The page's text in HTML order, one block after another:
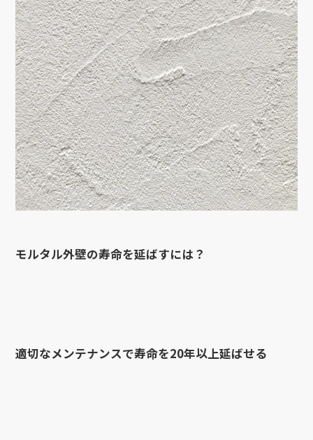
モルタル外壁の寿命を延ばすには？
適切なメンテナンスで寿命を20年以上延ばせる